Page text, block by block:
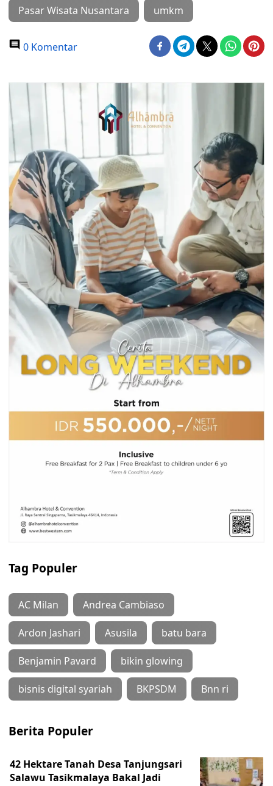
Pasar Wisata Nusantara umkm
0 Komentar
Tag Populer
AC Milan Andrea Cambiaso
Ardon Jashari Asusila batu bara
Benjamin Pavard bikin glowing
bisnis digital syariah BKPSDM Bnn ri
Berita Populer
42 Hektare Tanah Desa Tanjungsari
Salawu Tasikmalaya Bakal Jadi